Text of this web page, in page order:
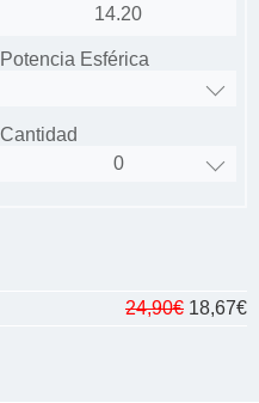
14.20
Potencia Esférica
Cantidad
24,90€ 18,67€